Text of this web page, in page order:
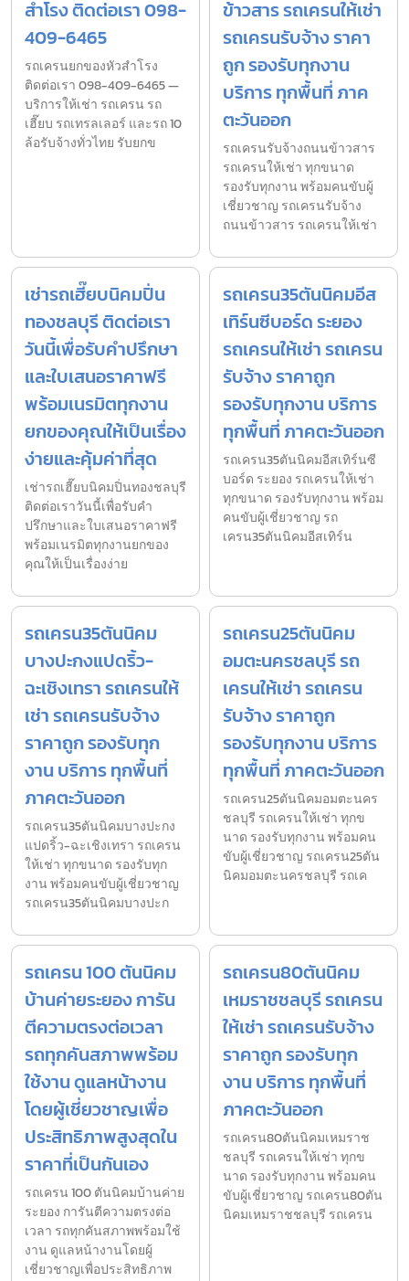
สำโรง ติดต่อเรา 098-
409-6465
รถเครนยกของหัวสำโรง
ติดต่อเรา 098-409-6465 —
บริการให้เช่า รถเครน รถ
เฮี๊ยบ รถเทรลเลอร์ และรถ 10
ล้อรับจ้างทั่วไทย รับยกข
ข้าวสาร รถเครนให้เช่า
รถเครนรับจ้าง ราคา
ถูก รองรับทุกงาน
บริการ ทุกพื้นที่ ภาค
ตะวันออก
รถเครนรับจ้างถนนข้าวสาร
รถเครนให้เช่า ทุกขนาด
รองรับทุกงาน พร้อมคนขับผู้
เชี่ยวชาญ รถเครนรับจ้าง
ถนนข้าวสาร รถเครนให้เช่า
เช่ารถเฮี๊ยบนิคมปิ่น
ทองชลบุรี ติดต่อเรา
วันนี้เพื่อรับคำปรึกษา
และใบเสนอราคาฟรี
พร้อมเนรมิตทุกงาน
ยกของคุณให้เป็นเรื่อง
ง่ายและคุ้มค่าที่สุด
เช่ารถเฮี๊ยบนิคมปิ่นทองชลบุรี
ติดต่อเราวันนี้เพื่อรับคำ
ปรึกษาและใบเสนอราคาฟรี
พร้อมเนรมิตทุกงานยกของ
คุณให้เป็นเรื่องง่าย
รถเครน35ตันนิคมอีส
เทิร์นซีบอร์ด ระยอง
รถเครนให้เช่า รถเครน
รับจ้าง ราคาถูก
รองรับทุกงาน บริการ
ทุกพื้นที่ ภาคตะวันออก
รถเครน35ตันนิคมอีสเทิร์นซี
บอร์ด ระยอง รถเครนให้เช่า
ทุกขนาด รองรับทุกงาน พร้อม
คนขับผู้เชี่ยวชาญ รถ
เครน35ตันนิคมอีสเทิร์น
รถเครน35ตันนิคม
บางปะกงแปดริ้ว-
ฉะเชิงเทรา รถเครนให้
เช่า รถเครนรับจ้าง
ราคาถูก รองรับทุก
งาน บริการ ทุกพื้นที่
ภาคตะวันออก
รถเครน35ตันนิคมบางปะกง
แปดริ้ว-ฉะเชิงเทรา รถเครน
ให้เช่า ทุกขนาด รองรับทุก
งาน พร้อมคนขับผู้เชี่ยวชาญ
รถเครน35ตันนิคมบางปะก
รถเครน25ตันนิคม
อมตะนครชลบุรี รถ
เครนให้เช่า รถเครน
รับจ้าง ราคาถูก
รองรับทุกงาน บริการ
ทุกพื้นที่ ภาคตะวันออก
รถเครน25ตันนิคมอมตะนคร
ชลบุรี รถเครนให้เช่า ทุกข
นาด รองรับทุกงาน พร้อมคน
ขับผู้เชี่ยวชาญ รถเครน25ตัน
นิคมอมตะนครชลบุรี รถเค
รถเครน 100 ตันนิคม
บ้านค่ายระยอง การัน
ตีความตรงต่อเวลา
รถทุกคันสภาพพร้อม
ใช้งาน ดูแลหน้างาน
โดยผู้เชี่ยวชาญเพื่อ
ประสิทธิภาพสูงสุดใน
ราคาที่เป็นกันเอง
รถเครน 100 ตันนิคมบ้านค่าย
ระยอง การันตีความตรงต่อ
เวลา รถทุกคันสภาพพร้อมใช้
งาน ดูแลหน้างานโดยผู้
เชี่ยวชาญเพื่อประสิทธิภาพ
รถเครน80ตันนิคม
เหมราชชลบุรี รถเครน
ให้เช่า รถเครนรับจ้าง
ราคาถูก รองรับทุก
งาน บริการ ทุกพื้นที่
ภาคตะวันออก
รถเครน80ตันนิคมเหมราช
ชลบุรี รถเครนให้เช่า ทุกข
นาด รองรับทุกงาน พร้อมคน
ขับผู้เชี่ยวชาญ รถเครน80ตัน
นิคมเหมราชชลบุรี รถเครน